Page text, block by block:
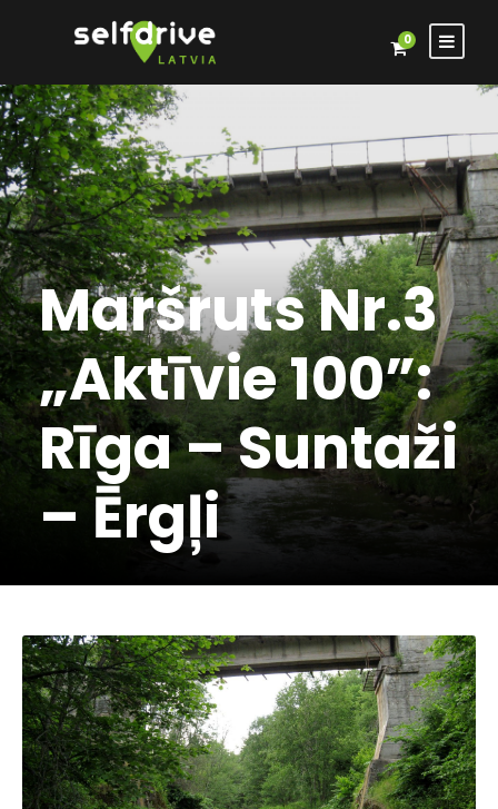
0
Maršruts Nr.3
„Aktīvie 100”:
Rīga – Suntaži
– Ērgļi